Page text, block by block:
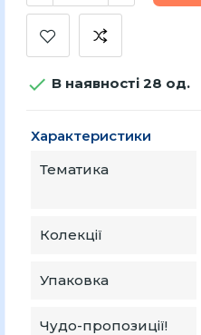
 В наявності 28 од.
Характеристики
Тематика
Колекції
Упаковка
Чудо-пропозиції!